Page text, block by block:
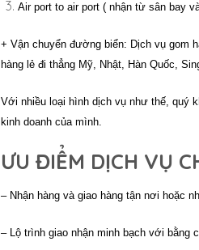
Air port to air port ( nhận từ sân bay
+ Vận chuyển đường biển: Dịch vụ gom
hàng lẻ đi thẳng Mỹ, Nhật, Hàn Quốc,
Với nhiều loại hình dịch vụ như thế, quý
kinh doanh của mình.
ƯU ĐIỂM DỊCH VỤ
– Nhận hàng và giao hàng tận nơi hoặc
– Lộ trình giao nhận minh bạch với bằng